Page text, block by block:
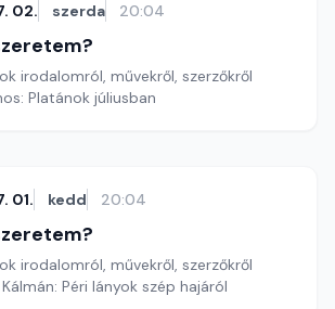
02. szerda 20:04
irodalomról, művekről, szerzőkről
Platánok júliusban
01. kedd 20:04
irodalomról, művekről, szerzőkről
Péri lányok szép hajáról